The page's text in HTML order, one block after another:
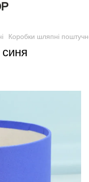
Коробки шляпні